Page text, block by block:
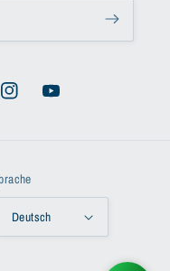
InstagramYouTube
Deutsch